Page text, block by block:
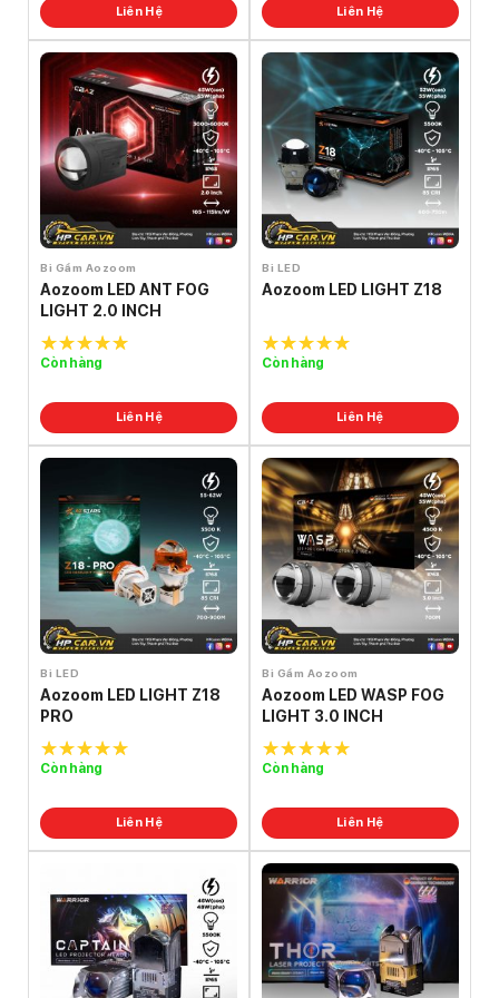
Liên Hệ Liên Hệ
Bi Gầm Aozoom
Aozoom LED ANT FOG
LIGHT 2.0 INCH
5.0out of
Còn hàng
Liên Hệ
Bi LED
Aozoom LED LIGHT Z18
5.0out of
Còn hàng
Liên Hệ
Bi LED
Aozoom LED LIGHT Z18
PRO
5.0out of
Còn hàng
Liên Hệ
Bi Gầm Aozoom
Aozoom LED WASP FOG
LIGHT 3.0 INCH
5.0out of
Còn hàng
Liên Hệ